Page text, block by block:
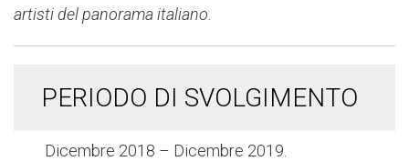
artisti del panorama italiano.
PERIODO DI SVOLGIMENTO
Dicembre 2018 – Dicembre 2019.